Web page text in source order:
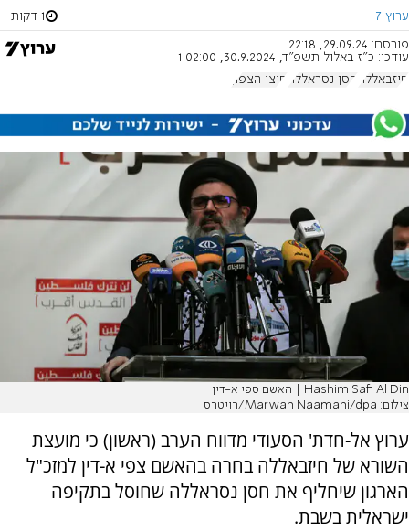
ערוץ 7 1 דקות
פורסם: 29.09.24, 22:18
עודכן: כ"ז באלול תשפ"ד, 30.9.2024, 1:02:00
חיזבאללה
חסן נסראללה חיצי הצפון
Hashim Safi Al Din | האשם ספי א-דין
צילום: Marwan Naamani/dpa/רויטרס
ערוץ אל-חדת' הסעודי מדווח הערב (ראשון) כי מועצת
השורא של חיזבאללה בחרה בהאשם צפי א-דין למזכ"ל
הארגון שיחליף את חסן נסראללה שחוסל בתקיפה
ישראלית בשבת.